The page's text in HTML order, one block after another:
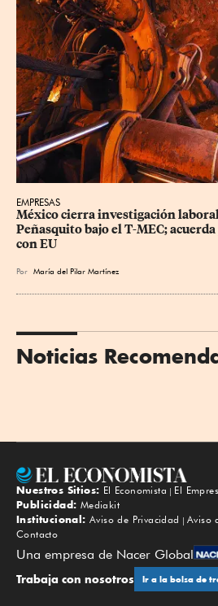
EMPRESAS
México cierra investigación
Peñasquito bajo el T-MEC;
con EU
Por María del Pilar Martínez
Noticias
Nuestros Sitios: El Economista El
Publicidad: Mediakit
Institucional: Aviso de Privacidad
Aviso
Contacto
Una empresa de Nacer Global
Trabaja con nosotros Ir a la bolsa de